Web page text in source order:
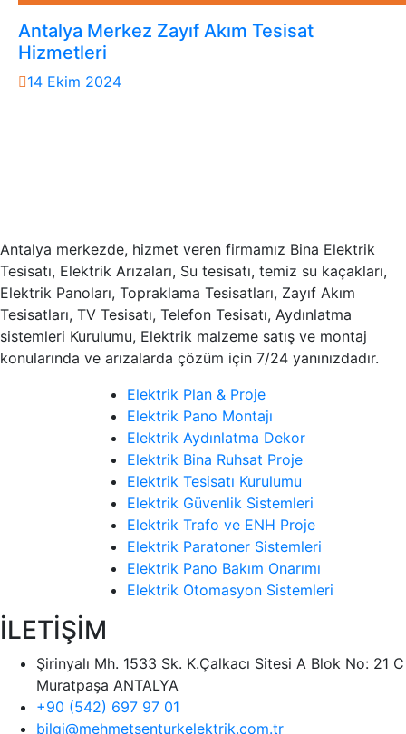
Antalya Merkez Zayıf Akım Tesisat
Hizmetleri
14 Ekim 2024
Antalya merkezde, hizmet veren firmamız Bina Elektrik
Tesisatı, Elektrik Arızaları, Su tesisatı, temiz su kaçakları,
Elektrik Panoları, Topraklama Tesisatları, Zayıf Akım
Tesisatları, TV Tesisatı, Telefon Tesisatı, Aydınlatma
sistemleri Kurulumu, Elektrik malzeme satış ve montaj
konularında ve arızalarda çözüm için 7/24 yanınızdadır.
Elektrik Plan & Proje
Elektrik Pano Montajı
Elektrik Aydınlatma Dekor
Elektrik Bina Ruhsat Proje
Elektrik Tesisatı Kurulumu
Elektrik Güvenlik Sistemleri
Elektrik Trafo ve ENH Proje
Elektrik Paratoner Sistemleri
Elektrik Pano Bakım Onarımı
Elektrik Otomasyon Sistemleri
İLETİŞİM
Şirinyalı Mh. 1533 Sk. K.Çalkacı Sitesi A Blok No: 21 C
Muratpaşa ANTALYA
+90 (542) 697 97 01
bilgi@mehmetsenturkelektrik.com.tr